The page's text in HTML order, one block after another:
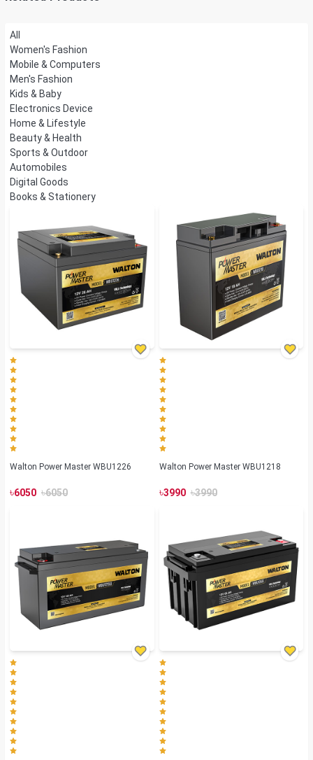
All
Women's Fashion
Mobile & Computers
Men's Fashion
Kids & Baby
Electronics Device
Home & Lifestyle
Beauty & Health
Sports & Outdoor
Automobiles
Digital Goods
Books & Stationery
Walton Power Master WBU1226
৳6050 ৳6050
Walton Power Master WBU1218
৳3990 ৳3990